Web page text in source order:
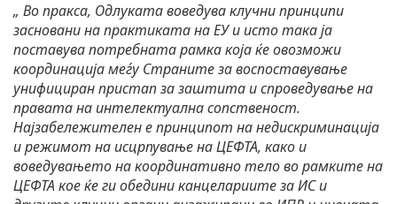
„ Во пракса, Одлуката воведува клучни принципи
засновани на практиката на ЕУ и исто така ја
поставува потребната рамка која ќе овозможи
координација меѓу Страните за воспоставување
унифициран пристап за заштита и спроведување на
правата на интелектуална сопственост.
Најзабележителен е принципот на недискриминација
и режимот на исцрпување на ЦЕФТА, како и
воведувањето на координативно тело во рамките на
ЦЕФТА кое ќе ги обедини канцелариите за ИС и